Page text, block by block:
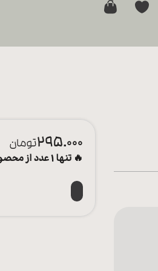
295.000تومان
🔥 تنها 1 عدد از محصول باقی مانده
افزودن به سبد خرید